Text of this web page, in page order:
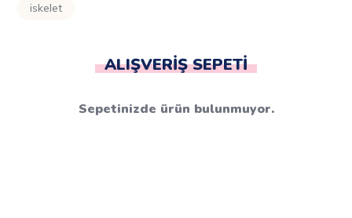
i̇skelet
ALIŞVERIŞ SEPETI
Sepetinizde ürün bulunmuyor.